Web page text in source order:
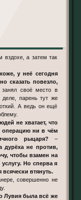
у неё сегодня
сказать повезло,
своё место в
парень тут же
А ведь он ещё
не хватает, что
операцию ни в чём
рыцаря? –
дурёха не против,
чтобы взамен на
Но сперва я
втянуть.
совершенно не
Лувия была всё же